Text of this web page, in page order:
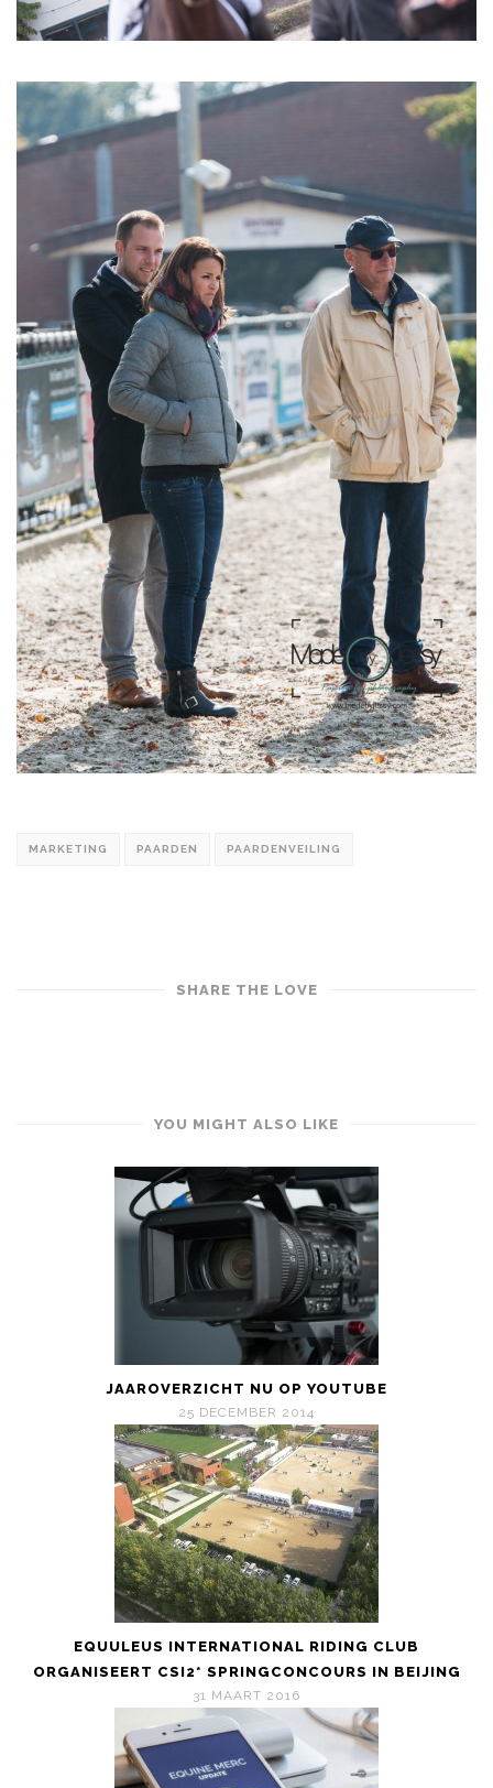
MARKETING PAARDEN PAARDENVEILING
SHARE THE LOVE
YOU MIGHT ALSO LIKE
JAAROVERZICHT NU OP YOUTUBE
25 DECEMBER 2014
EQUULEUS INTERNATIONAL RIDING CLUB
ORGANISEERT CSI2* SPRINGCONCOURS IN BEIJING
31 MAART 2016